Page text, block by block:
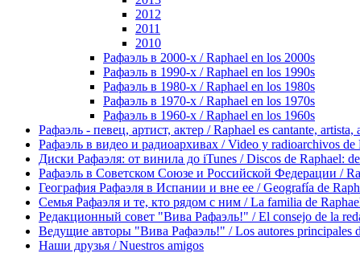
2012
2011
2010
Рафаэль в 2000-х / Raphael en los 2000s
Рафаэль в 1990-х / Raphael en los 1990s
Рафаэль в 1980-х / Raphael en los 1980s
Рафаэль в 1970-х / Raphael en los 1970s
Рафаэль в 1960-х / Raphael en los 1960s
Рафаэль - певец, артист, актер / Raphael es cantante, artista,
Рафаэль в видео и радиоархивах / Video y radioarchivos de
Диски Рафаэля: от винила до iTunes / Discos de Raphael:
Рафаэль в Советском Союзе и Российской Федерации /
География Рафаэля в Испании и вне ее / Geografía de
Семья Рафаэля и те, кто рядом с ним / La familia de
Редакционный совет "Вива Рафаэль!" / El consejo de la
Ведущие авторы "Вива Рафаэль!" / Los autores principales
Наши друзья / Nuestros amigos